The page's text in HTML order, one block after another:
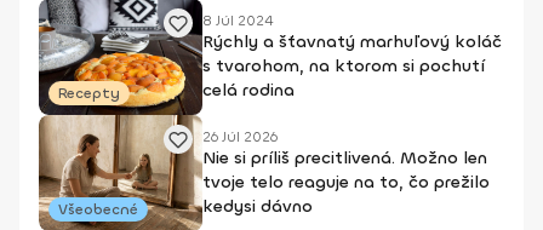
Recepty
8 Júl 2024
Rýchly a šťavnatý marhuľový koláč
s tvarohom, na ktorom si pochutí
celá rodina
Všeobecné
26 Júl 2026
Nie si príliš precitlivená. Možno len
tvoje telo reaguje na to, čo prežilo
kedysi dávno